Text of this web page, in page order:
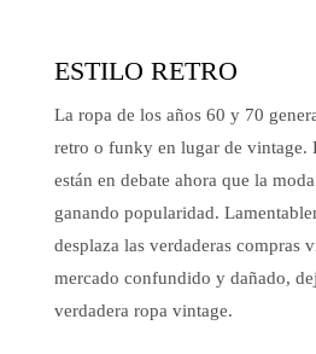
ESTILO RETRO
La ropa de los años 60 y 70
retro o funky en lugar de vintage.
están en debate ahora que la
ganando popularidad.
desplaza las verdaderas compras
mercado confundido y dañado,
verdadera ropa vintage.